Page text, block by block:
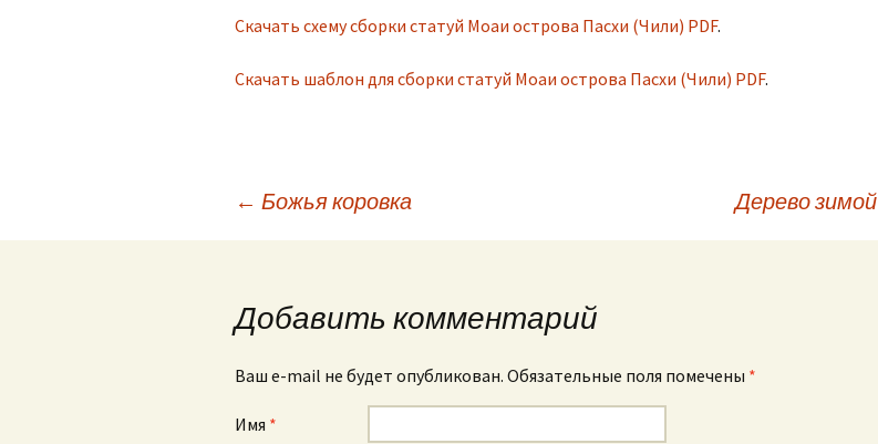
Скачать схему сборки статуй Моаи острова Пасхи (Чили) PDF.
Скачать шаблон для сборки статуй Моаи острова Пасхи (Чили) PDF.
Навигация по записям
← Божья коровка Дерево зимой
Добавить комментарий
Ваш e-mail не будет опубликован. Обязательные поля помечены *
Имя *